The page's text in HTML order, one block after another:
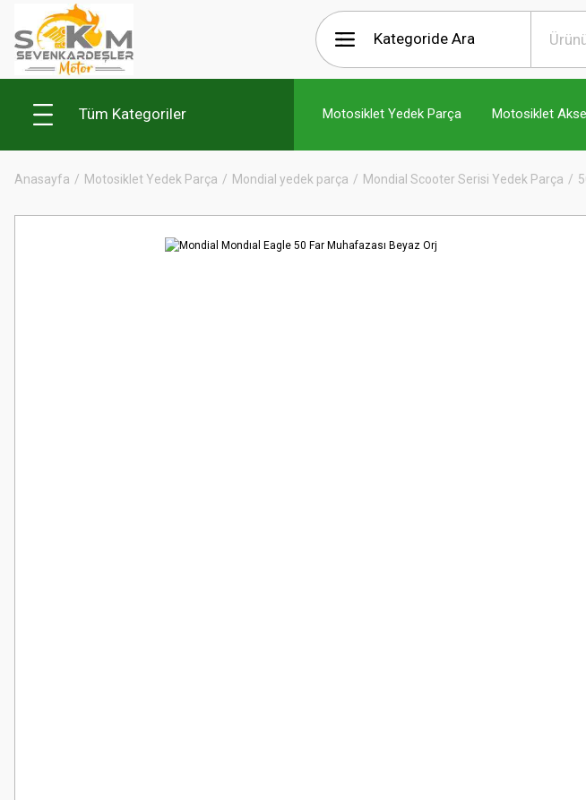
Tüm Kategoriler Motosiklet Yedek Parça Motosiklet
Anasayfa Motosiklet Yedek Parça Mondial yedek parça Mondial Scooter Serisi Yedek Parça